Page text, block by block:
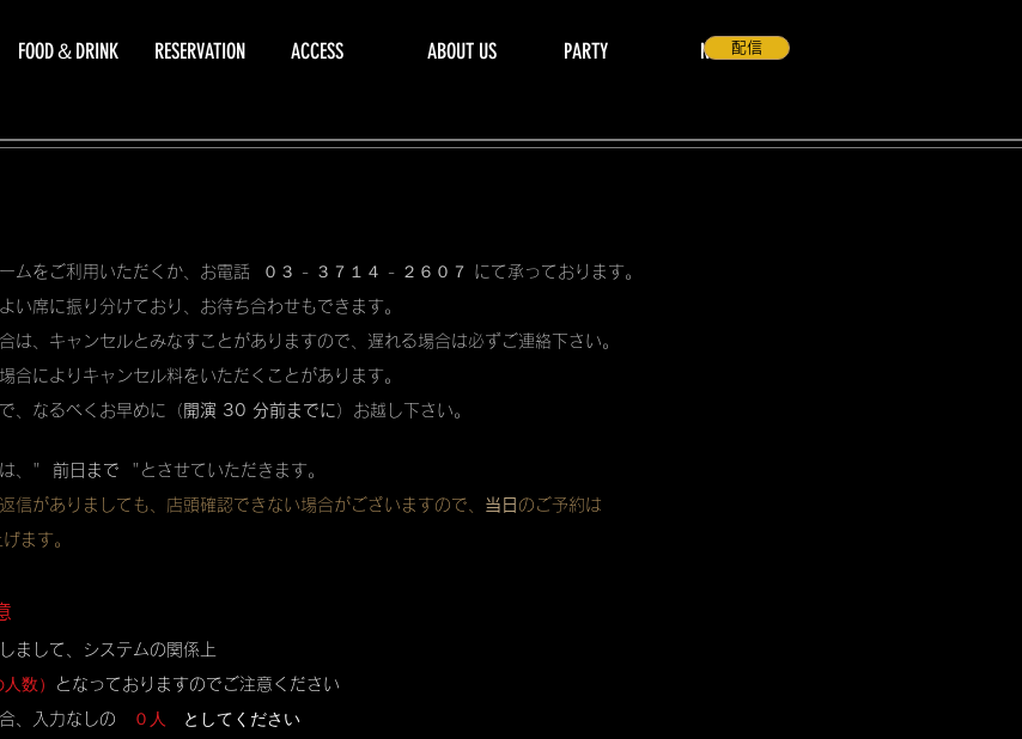
FOOD＆DRINK RESERVATION ACCESS ABOUT US PARTY NEWS配信
ムをご利用いただくか、お電話 ０３ - ３７１４ - ２６０７ にて承っております。
い席に振り分けており、お待ち合わせもできます。
は、キャンセルとみなすことがありますので、遅れる場合は必ずご連絡下さい。
合によりキャンセル料をいただくことがあります。
、なるべくお早めに（ 開演 30 分前までに）お越し下さい。
は、" 前日まで "とさせていただきます。
信がありましても、店頭確認できない場合がございますので、 当日 のご予約は
ます。
まして、システムの関係上
数） となっておりますのでご注意ください
、入力なしの ０人 としてください